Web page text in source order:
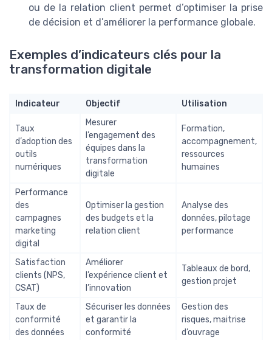
ou de la relation client permet d’optimiser la prise
de décision et d’améliorer la performance globale.
Exemples d’indicateurs clés pour la
transformation digitale
Indicateur Objectif Utilisation
Taux
d’adoption des
outils
numériques
Mesurer
l’engagement des
équipes dans la
transformation
digitale
Formation,
accompagnement,
ressources
humaines
Performance
des
campagnes
marketing
digital
Optimiser la gestion
des budgets et la
relation client
Analyse des
données, pilotage
performance
Satisfaction
clients (NPS,
CSAT)
Améliorer
l’expérience client et
l’innovation
Tableaux de bord,
gestion projet
Taux de
conformité
des données
Sécuriser les données
et garantir la
conformité
Gestion des
risques, maitrise
d’ouvrage